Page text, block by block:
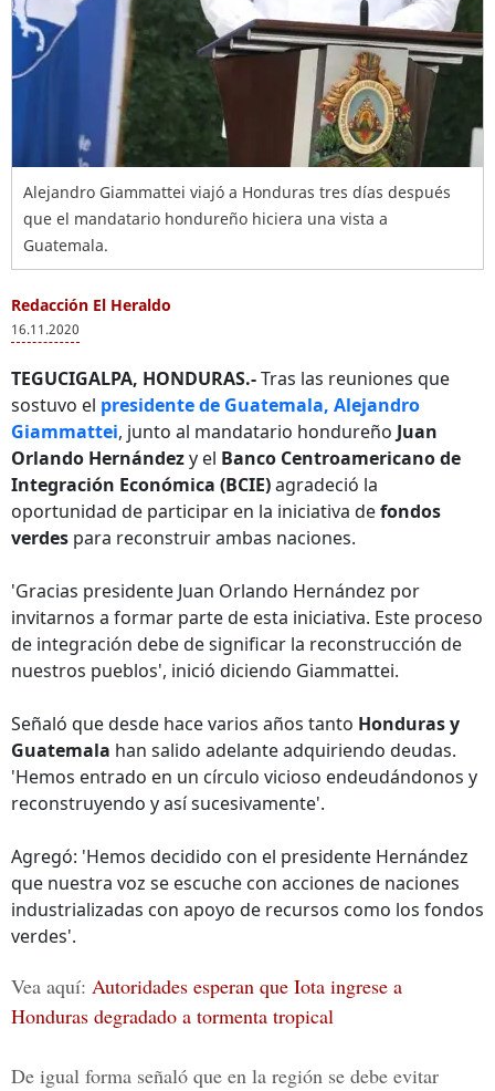
Alejandro Giammattei viajó a Honduras tres días después
que el mandatario hondureño hiciera una vista a
Guatemala.
Redacción El Heraldo
16.11.2020
TEGUCIGALPA, HONDURAS.-Tras las reuniones que
sostuvo el presidente de Guatemala, Alejandro
Giammattei, junto al mandatario hondureño Juan
Orlando Hernándezy el Banco Centroamericano de
Integración Económica (BCIE)agradeció la
oportunidad de participar en la iniciativa defondos
verdes para reconstruir ambas naciones.
'Gracias presidente Juan Orlando Hernández por
invitarnos a formar parte de esta iniciativa. Este proceso
de integración debe de significar la reconstrucción de
nuestros pueblos', inició diciendo Giammattei.
Señaló que desde hace varios años tanto Honduras y
Guatemala han salido adelante adquiriendo deudas.
'Hemos entrado en un círculo vicioso endeudándonos y
reconstruyendo y así sucesivamente'.
Agregó: 'Hemos decidido con el presidente Hernández
que nuestra voz se escuche con acciones de naciones
industrializadas con apoyo de recursos como los fondos
verdes'.
Vea aquí: Autoridades esperan que Iota ingrese a
Honduras degradado a tormenta tropical
De igual forma señaló que en la región se debe evitar